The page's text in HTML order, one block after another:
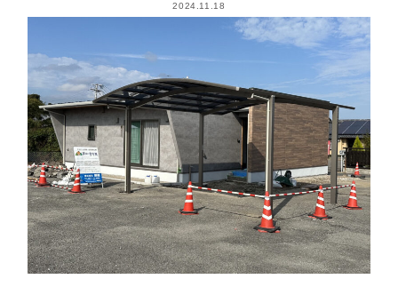
2024.11.18